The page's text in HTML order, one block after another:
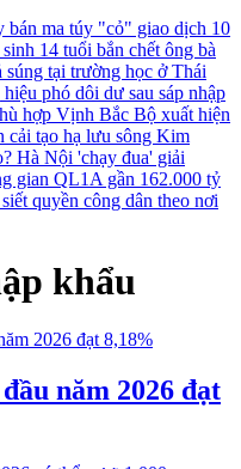
ma túy "cỏ" giao dịch 10
14 tuổi bắn chết ông bà
súng tại trường học ở Thái
phó dôi dư sau sáp nhập
hợp Vịnh Bắc Bộ xuất hiện
cải tạo hạ lưu sông Kim
Hà Nội 'chạy đua' giải
gian QL1A gần 162.000 tỷ
quyền công dân theo nơi
khẩu
năm 2026 đạt